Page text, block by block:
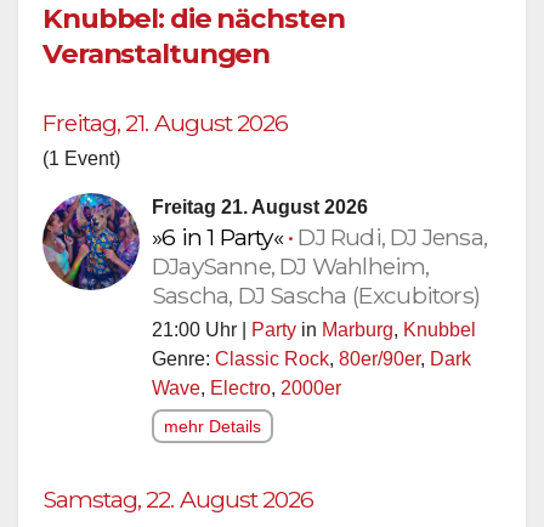
Knubbel: die nächsten
Veranstaltungen
Freitag, 21. August 2026
(1 Event)
Freitag 21. August 2026
»6 in 1 Party«• DJ Rudi, DJ Jensa,
DJaySanne, DJ Wahlheim,
Sascha, DJ Sascha (Excubitors)
21:00 Uhr | Party in Marburg, Knubbel
Genre: Classic Rock, 80er/90er, Dark
Wave, Electro, 2000er
mehr Details
Samstag, 22. August 2026